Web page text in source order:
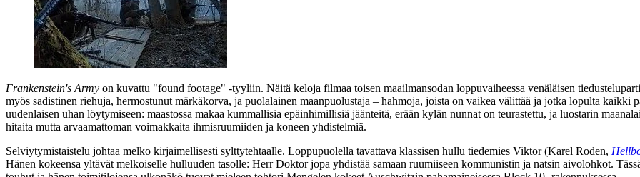
Frankenstein's Army on kuvattu "found footage" ‑tyyliin. Näitä keloja filmaa toisen maailmansodan loppuvaiheessa venäläisen
myös sadistinen riehuja, hermostunut märkäkorva, ja puolalainen maanpuolustaja – hahmoja, joista on vaikea välittää ja jotka lopulta
uudenlaisen uhan löytymiseen: maastossa makaa kummallisia epäinhimillisiä jäänteitä, erään kylän nunnat on teurastettu, ja luostarin
hitaita mutta arvaamattoman voimakkaita ihmisruumiiden ja koneen yhdistelmiä.
Selviytymistaistelu johtaa melko kirjaimellisesti sylttytehtaalle. Loppupuolella tavattava klassisen hullu tiedemies Viktor (Karel Roden,
Hänen kokeensa yltävät melkoiselle hulluuden tasolle: Herr Doktor jopa yhdistää samaan ruumiiseen kommunistin ja natsin aivolohkot.